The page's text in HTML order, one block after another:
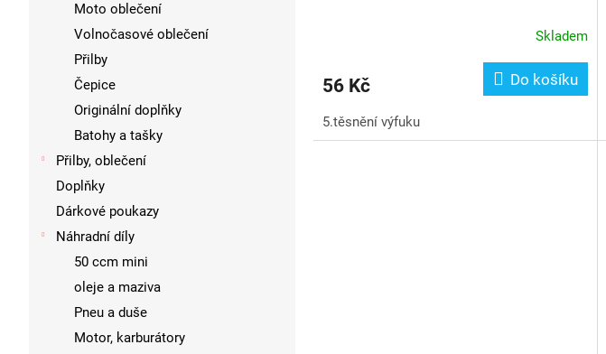
Moto oblečení
Volnočasové oblečení
Přilby
Čepice
Originální doplňky
Batohy a tašky
Přilby, oblečení
Doplňky
Dárkové poukazy
Náhradní díly
50 ccm mini
oleje a maziva
Pneu a duše
Motor, karburátory
produktu
je
z
Skladem
56 Kč Do košíku
5.těsnění výfuku